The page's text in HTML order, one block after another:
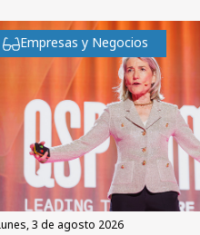
Empresas y Negocios
lunes, 3 de agosto 2026